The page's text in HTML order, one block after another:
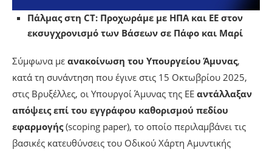
Πάλμας στη CT: Προχωράμε με ΗΠΑ και ΕΕ στον
εκσυγχρονισμό των Βάσεων σε Πάφο και Μαρί
Σύμφωνα με ανακοίνωση του Υπουργείου Άμυνας,
κατά τη συνάντηση που έγινε στις 15 Οκτωβρίου 2025,
στις Βρυξέλλες, οι Υπουργοί Άμυνας της ΕΕ αντάλλαξαν
απόψεις επί του εγγράφου καθορισμού πεδίου
εφαρμογής(scoping paper), το οποίο περιλαμβάνει τις
βασικές κατευθύνσεις του Οδικού Χάρτη Αμυντικής